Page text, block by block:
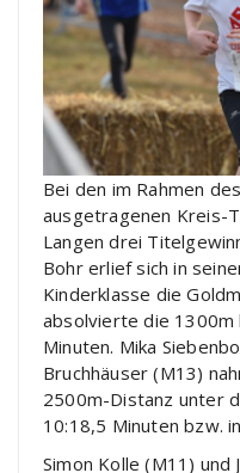
Bei den im Rahmen
ausgetragenen Kreis-
Langen drei
Bohr erlief sich in
Kinderklasse die
absolvierte die 1300m
Minuten. Mika
Bruchhäuser (M13)
2500m-Distanz unter
10:18,5 Minuten bzw.
Simon Kolle (M11) und